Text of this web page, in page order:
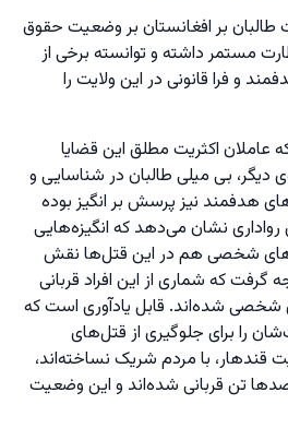
طالبان بر افغانستان بر وضعیت حقوق
مستمر داشته و توانسته برخی از
و فرا قانونی در این ولایت را
عاملان اکثریت مطلق این قضایا
دیگر، بی میلی طالبان در شناسایی و
هدفمند نیز پرسش بر انگیز بوده
رواداری نشان می‌دهد که انگیزه‌هایی
شخصی هم در این قتل‌ها نقش
که شماری از این افراد قربانی
شده‌اند. قابل یادآوری است که
را برای جلوگیری از قتل‌های
قندهار، با مردم شریک نساخته‌اند،
صدها تن قربانی شده‌اند و این وضعیت